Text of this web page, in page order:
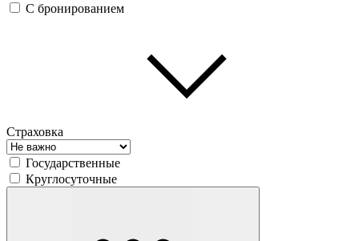
С бронированием
Страховка
Государственные
Круглосуточные